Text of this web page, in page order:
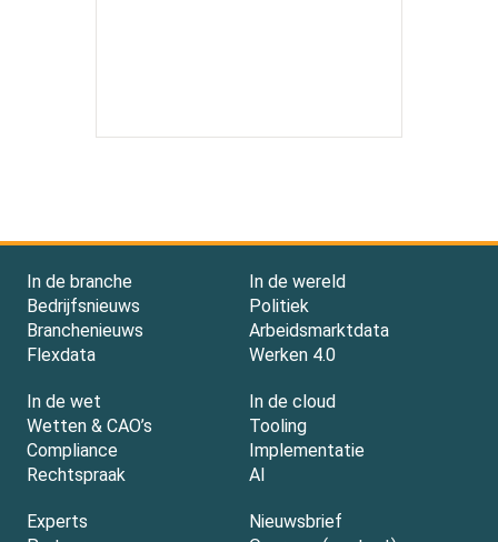
In de branche
Bedrijfsnieuws
Branchenieuws
Flexdata
In de wereld
Politiek
Arbeidsmarktdata
Werken 4.0
In de wet
Wetten & CAO’s
Compliance
Rechtspraak
In de cloud
Tooling
Implementatie
AI
Experts
Nieuwsbrief